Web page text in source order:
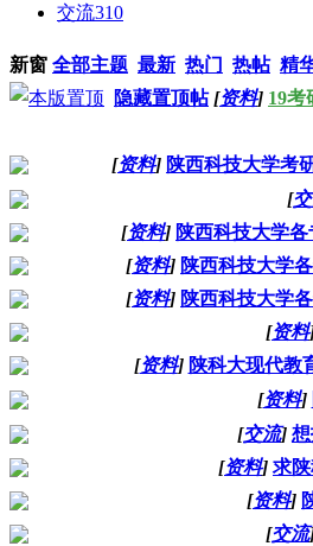
交流310
新窗 全部主题 最新 热门 热帖 精
隐藏置顶帖 [资料] 19考
[资料] 陕西科技大学考
[
[资料] 陕西科技大学
[资料] 陕西科技大学
[资料] 陕西科技大学
[资料
[资料] 陕科大现代教
[资料]
[交流]
[资料] 求
[资料]
[交流